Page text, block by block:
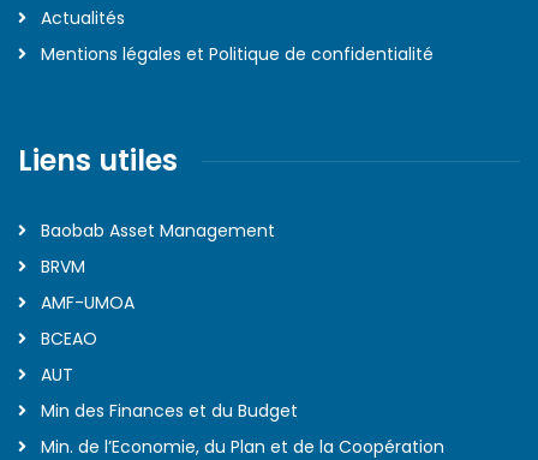
Actualités
Mentions légales et Politique de confidentialité
Liens utiles
Baobab Asset Management
BRVM
AMF-UMOA
BCEAO
AUT
Min des Finances et du Budget
Min. de l’Economie, du Plan et de la Coopération